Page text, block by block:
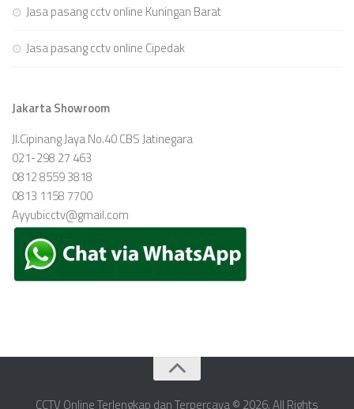
Jasa pasang cctv online Kuningan Barat
Jasa pasang cctv online Cipedak
Jakarta Showroom
Jl.Cipinang Jaya No.40 CBS Jatinegara
021-298 27 463
0812 8559 3818
0813 1158 7700
Ayyubicctv@gmail.com
CCTV Online Terlengkap dan Terpercaya © 2026. All Rights